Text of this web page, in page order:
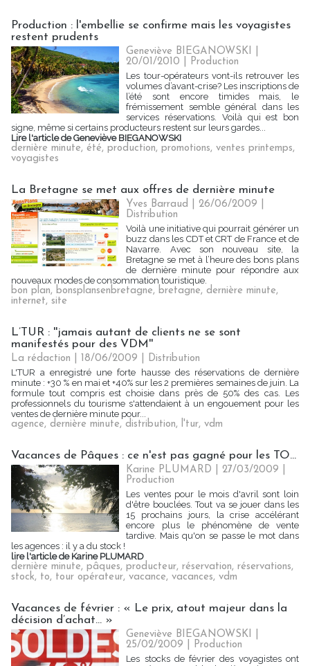
Production : l'embellie se confirme mais les voyagistes
restent prudents
Geneviève BIEGANOWSKI |
20/01/2010
Production
Les tour-opérateurs vont-ils retrouver les
volumes d’avant-crise? Les inscriptions de
l’été sont encore timides mais, le
frémissement semble général dans les
services réservations. Voilà qui est bon
signe, même si certains producteurs restent sur leurs gardes...
Lire l'article de Geneviève BIEGANOWSKI
dernière minute, été, production, promotions, ventes printemps,
voyagistes
La Bretagne se met aux offres de dernière minute
Yves Barraud | 26/06/2009
Distribution
Voilà une initiative qui pourrait générer un
buzz dans les CDT et CRT de France et de
Navarre. Avec son nouveau site, la
Bretagne se met à l’heure des bons plans
de dernière minute pour répondre aux
nouveaux modes de consommation touristique.
bon plan, bonsplansenbretagne, bretagne, dernière minute,
internet, site
L’TUR : ''jamais autant de clients ne se sont
manifestés pour des VDM''
La rédaction | 18/06/2009
Distribution
L'TUR a enregistré une forte hausse des réservations de dernière
minute : +30 % en mai et +40% sur les 2 premières semaines de juin. La
formule tout compris est choisie dans près de 50% des cas. Les
professionnels du tourisme s'attendaient à un engouement pour les
ventes de dernière minute pour...
agence, dernière minute, distribution, l'tur, vdm
Vacances de Pâques : ce n'est pas gagné pour les TO…
Karine PLUMARD | 27/03/2009
Production
Les ventes pour le mois d'avril sont loin
d'être bouclées. Tout va se jouer dans les
15 prochains jours, la crise accélérant
encore plus le phénomène de vente
tardive. Mais qu'on se passe le mot dans
les agences : il y a du stock !
lire l'article de Karine PLUMARD
dernière minute, pâques, producteur, réservation, réservations,
stock, to, tour opérateur, vacance, vacances, vdm
Vacances de février : « Le prix, atout majeur dans la
décision d’achat... »
Geneviève BIEGANOWSKI |
25/02/2009
Production
Les stocks de février des voyagistes ont